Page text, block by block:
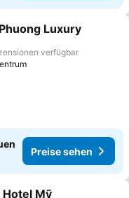
hinzufügen
Luxury
verfügbar
Preise sehen
Hotel Mỹ